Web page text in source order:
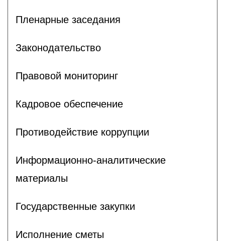
Пленарные заседания
Законодательство
Правовой мониторинг
Кадровое обеспечение
Противодействие коррупции
Информационно-аналитические
материалы
Государственные закупки
Исполнение сметы